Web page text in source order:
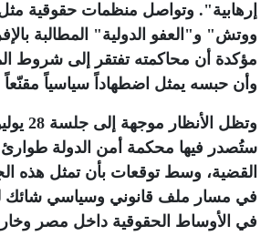
إرهابية". وتواصل منظمات حقوقية
ووتش" و"العفو الدولية" المطالبة
مؤكدة أن محاكمته تفتقر إلى شروط
وأن حبسه يمثل اضطهاداً سياسياً مقنّعاً
وتظل
ستُصدر فيها محكمة أمن الدولة
القضية، وسط توقعات بأن تمثل هذه
في مسار ملف قانوني وسياسي شائك
في الأوساط الحقوقية داخل مصر